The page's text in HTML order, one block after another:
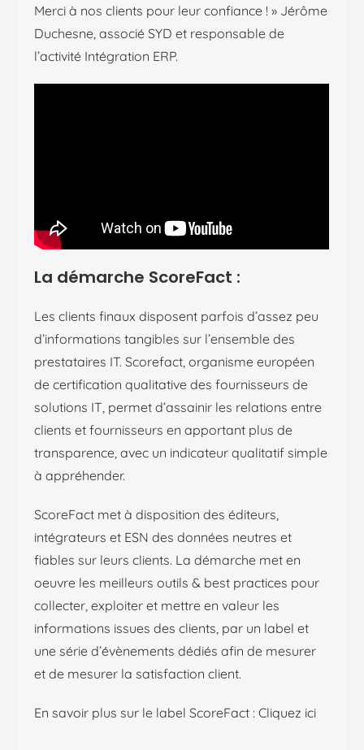
Merci à nos clients pour leur confiance ! » Jérôme
Duchesne, associé SYD et responsable de
l’activité Intégration ERP.
La démarche ScoreFact :
Les clients finaux disposent parfois d’assez peu
d’informations tangibles sur l’ensemble des
prestataires IT. Scorefact, organisme européen
de certification qualitative des fournisseurs de
solutions IT, permet d’assainir les relations entre
clients et fournisseurs en apportant plus de
transparence, avec un indicateur qualitatif simple
à appréhender.
ScoreFact met à disposition des éditeurs,
intégrateurs et ESN des données neutres et
fiables sur leurs clients. La démarche met en
oeuvre les meilleurs outils & best practices pour
collecter, exploiter et mettre en valeur les
informations issues des clients, par un label et
une série d’évènements dédiés afin de mesurer
et de mesurer la satisfaction client.
En savoir plus sur le label ScoreFact :Cliquez ici